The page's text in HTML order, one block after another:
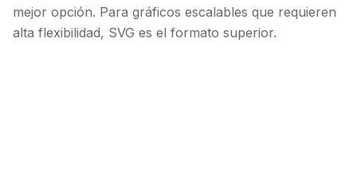
mejor opción. Para gráficos escalables que requieren
alta flexibilidad, SVG es el formato superior.